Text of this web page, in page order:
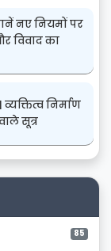
नए नियमों पर
विवाद का
निर्माण
सूत्र
85